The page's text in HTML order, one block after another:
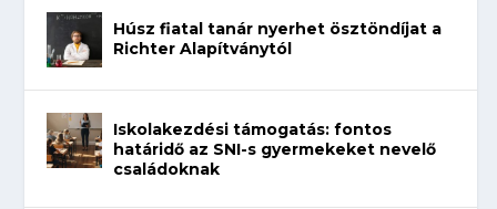
Húsz fiatal tanár nyerhet ösztöndíjat a
Richter Alapítványtól
Iskolakezdési támogatás: fontos
határidő az SNI-s gyermekeket nevelő
családoknak